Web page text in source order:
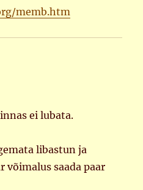
memb.htm
ei lubata.
libastun ja
võimalus saada paar